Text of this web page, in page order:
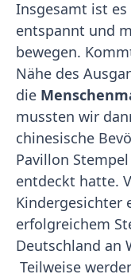
Insgesamt ist
entspannt und
bewegen.
Nähe des
die
mussten wir
chinesische
Pavillon
entdeckt hatte.
Kindergesichter
erfolgreichem
Deutschland an
Teilweise